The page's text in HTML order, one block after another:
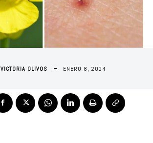
VICTORIA OLIVOS ENERO 8, 2024